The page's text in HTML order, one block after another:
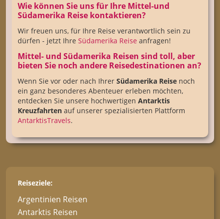
Wie können Sie uns für Ihre Mittel-und
Südamerika Reise kontaktieren?
Wir freuen uns, für Ihre Reise verantwortlich sein zu
dürfen - jetzt Ihre Südamerika Reise anfragen!
Mittel- und Südamerika Reisen sind toll, aber
bieten Sie noch andere Reisedestinationen an?
Wenn Sie vor oder nach Ihrer Südamerika Reise noch
ein ganz besonderes Abenteuer erleben möchten,
entdecken Sie unsere hochwertigen Antarktis
Kreuzfahrten auf unserer spezialisierten Plattform
AntarktisTravels.
Reiseziele:
Argentinien Reisen
Antarktis Reisen